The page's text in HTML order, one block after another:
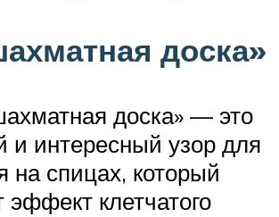
доска»
доска» — это
и интересный узор для
на спицах, который
эффект клетчатого